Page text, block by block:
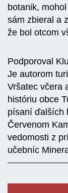
botanik,
sám zbieral a
že bol otcom
Podporoval
Je autorom
Vršatec včera
históriu obce
písaní ďalších
Červenom
vedomosti z
učebníc